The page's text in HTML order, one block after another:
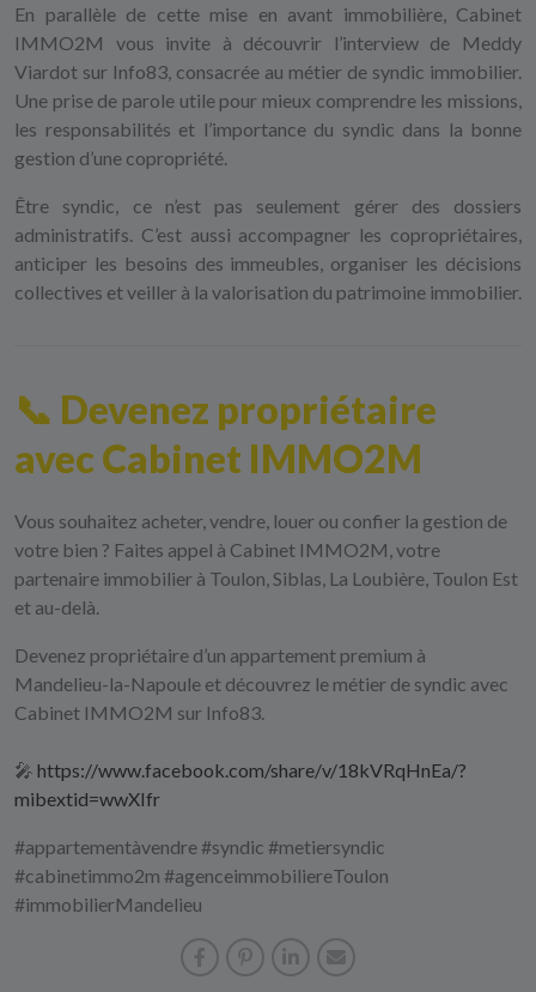
En parallèle de cette mise en avant immobilière, Cabinet
IMMO2M vous invite à découvrir l’interview de
Meddy
Viardot sur Info83, consacrée au métier de syndic immobilier.
Une prise de parole utile pour mieux comprendre les missions,
les responsabilités et l’importance du syndic dans la bonne
gestion d’une copropriété.
Être syndic, ce n’est pas seulement gérer des dossiers
administratifs. C’est aussi accompagner les copropriétaires,
anticiper les besoins des immeubles, organiser les décisions
collectives et veiller à la valorisation du patrimoine immobilier.
📞 Devenez propriétaire
avec Cabinet IMMO2M
Vous souhaitez acheter, vendre, louer ou confier la gestion de
votre bien ? Faites appel à Cabinet IMMO2M, votre
partenaire immobilier à Toulon, Siblas, La Loubière, Toulon Est
et au-delà.
Devenez propriétaire d’un appartement premium à
Mandelieu-la-Napoule et découvrez le métier de syndic avec
Cabinet IMMO2M sur Info83.
🎤 https://www.facebook.com/share/v/18kVRqHnEa/?
mibextid=wwXIfr
#appartementàvendre #syndic #metiersyndic
#cabinetimmo2m #agenceimmobiliereToulon
#immobilierMandelieu